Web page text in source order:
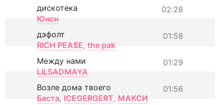
02:28
дискотека
Юнсн
01:58
дэфолт
RICH PEA$E, the pak
01:29
Между нами
LILSADMAYA
01:56
Возле дома твоего
Баста, ICEGERGERT, МАКСИ